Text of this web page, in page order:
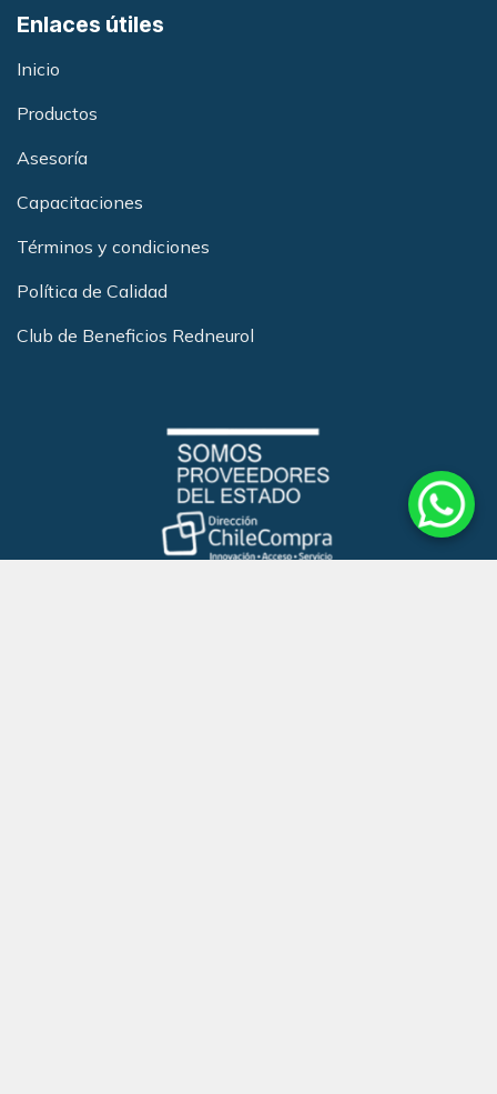
Enlaces útiles
Inicio
Productos
Asesoría
Capacitaciones
Términos y condiciones
Política de Calidad
Club de Beneficios Redneurol